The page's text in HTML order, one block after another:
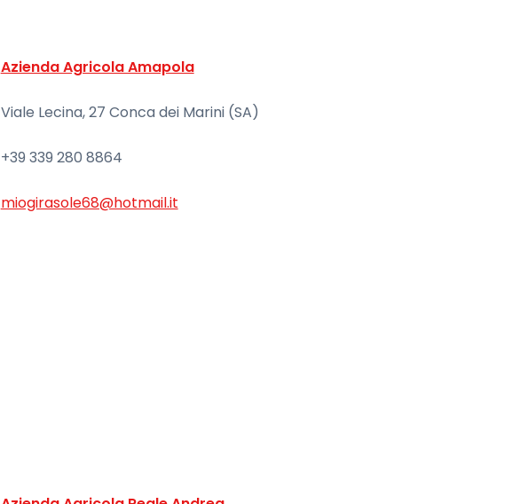
Azienda Agricola Amapola
Viale Lecina, 27 Conca dei Marini (SA)
+39 339 280 8864
miogirasole68@hotmail.it